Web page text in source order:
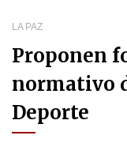
LA PAZ
Proponen
normativo
Deporte